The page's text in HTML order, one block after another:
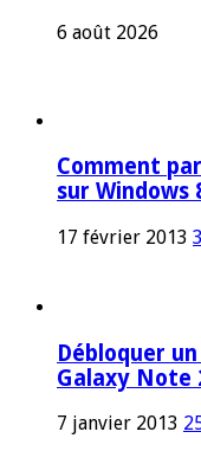
6 août 2026
Comment
sur Windows
17 février 2013
Débloquer
Galaxy Note
7 janvier 2013